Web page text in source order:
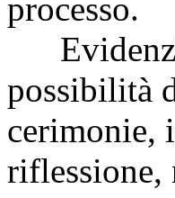
processo.
possibilità
cerimonie,
riflessione,